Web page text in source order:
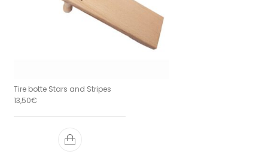
Tire botte Stars and Stripes
13,50€